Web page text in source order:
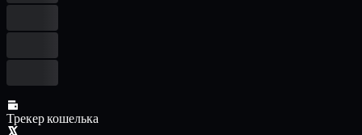
Трекер кошелька